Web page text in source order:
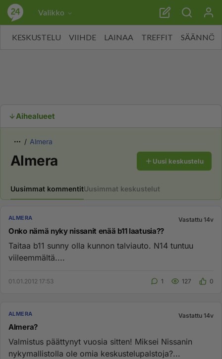
Valikko
KESKUSTELU VIIHDE LAINAA TREFFIT SÄÄNNÖT
Aihealueet
Almera
Almera Uusi keskustelu
Uusimmat kommentitUusimmat keskustelut
ALMERA Vastattu 14v
Onko nämä nyky nissanit enää b11 laatusia??
Taitaa b11 sunny olla kunnon talviauto. N14 tuntuu
viileemmältä....
01.01.2012 17:53 1 127 0
ALMERA Vastattu 14v
Almera?
Valmistus päättynyt vuosia sitten! Miksei Nissanin
nykymallistolla ole omia keskustelupalstoja?...